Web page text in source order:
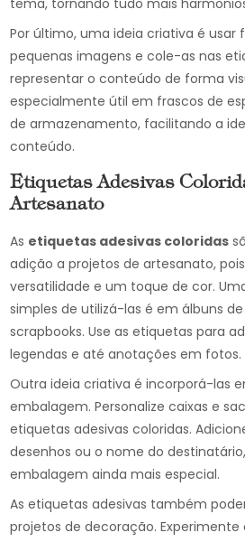
tema, tornando tudo mais
Por último, uma ideia criativa é usar
pequenas imagens e cole-as nas
representar o conteúdo de forma
especialmente útil em frascos de
de armazenamento, facilitando a
conteúdo.
Etiquetas Adesivas
Artesanato
As etiquetas adesivas coloridas
adição a projetos de artesanato,
versatilidade e um toque de cor.
simples de utilizá-las é em álbuns
scrapbooks. Use as etiquetas para
legendas e até anotações em fotos.
Outra ideia criativa é incorporá-las
embalagem. Personalize caixas e
etiquetas adesivas coloridas.
desenhos ou o nome do
embalagem ainda mais especial.
As etiquetas adesivas também
projetos de decoração.